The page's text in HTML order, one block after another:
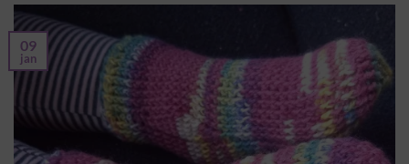
09
jan